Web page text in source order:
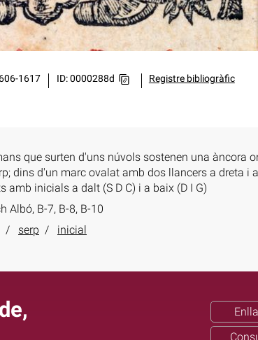
1617 ID: 0000288d Registre bibliogràfic
que surten d'uns núvols sostenen una àncora
dins d'un marc ovalat amb dos llancers a dreta i
amb inicials a dalt (S D C) i a baix (D I G)
Albó, B-7, B-8, B-10
serp inicial